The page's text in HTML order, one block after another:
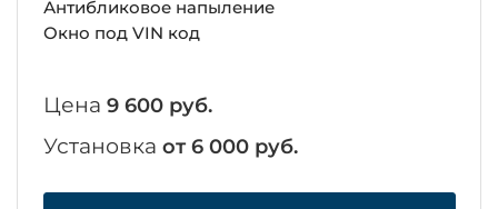
Антибликовое напыление
Окно под VIN код
Цена 9 600 руб.
Установка от 6 000 руб.